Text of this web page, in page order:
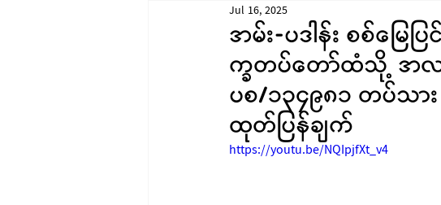
အမ်း-ပဒါန်း စစ်မြ
က္ခတပ်တော်ထံသို့ အ
ပစ/၁၃၄၉၈၁ တပ်သ
ထုတ်ပြန်ချက်
Jul 16, 2025
https://youtu.be/NQIpjfXt_v4